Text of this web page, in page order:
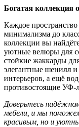
Богатая коллекция
Каждое
минимализма до
коллекции вы
уютные велюры для
стойкие жаккарды
элегантные шенилл
интерьеров, а ещё
противостоящие
Доверьтесь
мебели, и мы
красивым, но и